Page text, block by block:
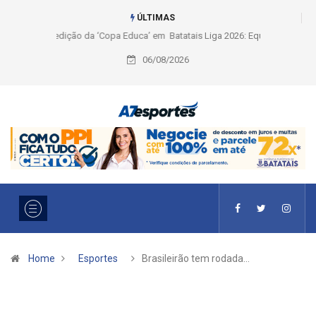
ÚLTIMAS
Liga 2026: Equipes rompem com a LABE na Série Ouro e entidade define
a 2° fase, times e formato
06/08/2026
Home Esportes Brasileirão tem rodada…